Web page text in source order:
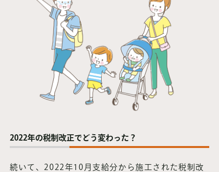
2022年の税制改正でどう変わった？
続いて、2022年10月支給分から施工された税制改